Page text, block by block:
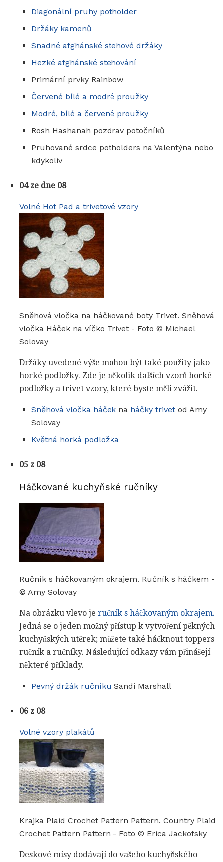
Diagonální pruhy potholder
Držáky kamenů
Snadné afghánské stehové držáky
Hezké afghánské stehování
Primární prvky Rainbow
Červené bílé a modré proužky
Modré, bílé a červené proužky
Rosh Hashanah pozdrav potočníků
Pruhované srdce potholders na Valentýna nebo
kdykoliv
04 ze dne 08
Volné Hot Pad a trivetové vzory
Sněhová vločka na háčkované boty Trivet. Sněhová
vločka Háček na víčko Trivet - Foto © Michael
Solovay
Držáky uvedené výše mohou být také použity jako
horké podložky. Zde je několik dalších vzorů horké
podložky a trivet vzory, které byste měli zvážit.
Sněhová vločka háček na háčky trivet od Amy
Solovay
Květná horká podložka
05 z 08
Háčkované kuchyňské ručníky
Ručník s háčkovaným okrajem. Ručník s háčkem -
© Amy Solovay
Na obrázku vlevo je ručník s háčkovaným okrajem.
Jedná se o jeden možný přístup k vytvoření pěkných
kuchyňských utěrek; můžete také háčknout toppers
ručník a ručníky. Následující odkazy vám přinášejí
některé příklady.
Pevný držák ručníku Sandi Marshall
06 z 08
Volné vzory plakátů
Krajka Plaid Crochet Pattern Pattern. Country Plaid
Crochet Pattern Pattern - Foto © Erica Jackofsky
Deskové mísy dodávají do vašeho kuchyňského